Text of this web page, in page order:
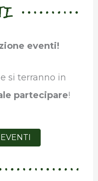
eventi!
si terranno in
partecipare!